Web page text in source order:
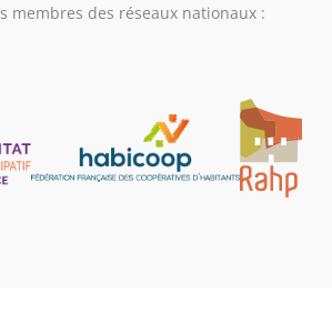
membres des réseaux nationaux :